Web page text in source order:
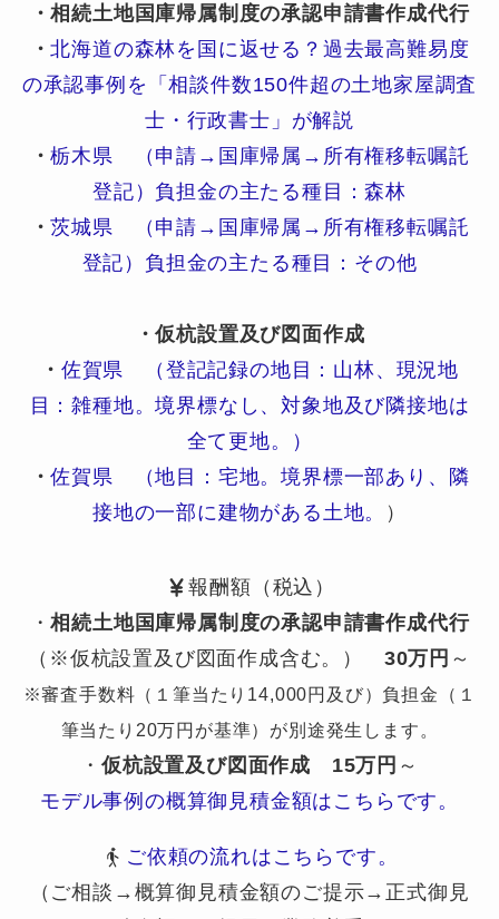
・相続土地国庫帰属制度の承認申請書作成代行
・北海道の森林を国に返せる？過去最高難易度
の承認事例を「相談件数150件超の土地家屋調査
士・行政書士」が解説
・栃木県 （申請→国庫帰属→所有権移転嘱託
登記）負担金の主たる種目：森林
・茨城県 （申請→国庫帰属→所有権移転嘱託
登記）負担金の主たる種目：その他
・仮杭設置及び図面作成
・ 佐賀県 （登記記録の地目：山林、現況地
目：雑種地。境界標なし、対象地及び隣接地は
全て更地。）
・佐賀県 （地目：宅地。境界標一部あり、隣
接地の一部に建物がある土地。
）
報酬額（税込）
・相続土地国庫帰属制度の承認申請書作成代行
（※仮杭設置及び図面作成含む。） 30万円 ～
※審査手数料（１筆当たり14,000円及び）負担金（１
筆当たり20万円が基準）が別途発生します。
・ 仮杭設置及び図面作成 15万円 ～
モデル事例の概算御見積金額はこちらです。
ご依頼の流れはこちらです。
（ご相談→概算御見積金額のご提示→正式御見